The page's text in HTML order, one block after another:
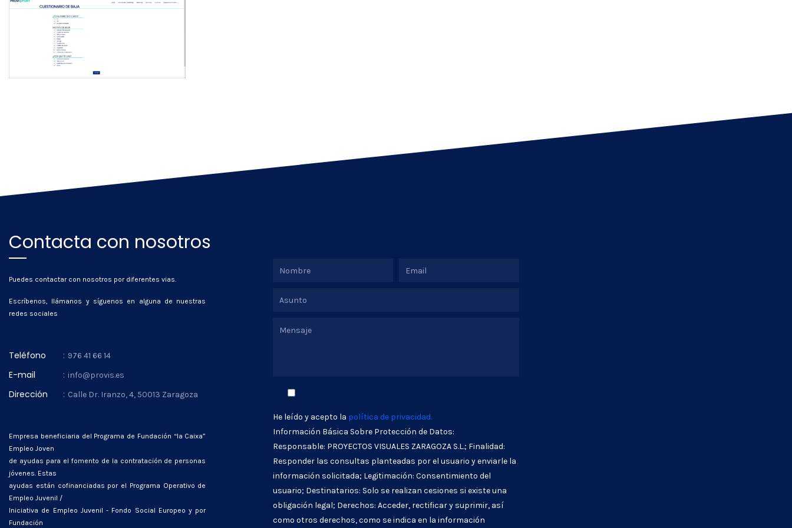
Contacta con nosotros
Puedes contactar con nosotros por diferentes vias.
Escríbenos, llámanos y síguenos en alguna de nuestras
redes sociales
Teléfono : 976 41 66 14
E-mail : info@provis.es
Dirección : Calle Dr. Iranzo, 4, 50013 Zaragoza
Empresa beneficiaria del Programa de Fundación “la Caixa”
Empleo Joven
de ayudas para el fomento de la contratación de personas
jóvenes. Estas
ayudas están cofinanciadas por el Programa Operativo de
Empleo Juvenil /
Iniciativa de Empleo Juvenil - Fondo Social Europeo y por
Fundación
He leído y acepto la política de privacidad.
Información Básica Sobre Protección de Datos:
Responsable: PROYECTOS VISUALES ZARAGOZA S.L.; Finalidad:
Responder las consultas planteadas por el usuario y enviarle la
información solicitada; Legitimación: Consentimiento del
usuario; Destinatarios: Solo se realizan cesiones si existe una
obligación legal; Derechos: Acceder, rectificar y suprimir, así
como otros derechos, como se indica en la información